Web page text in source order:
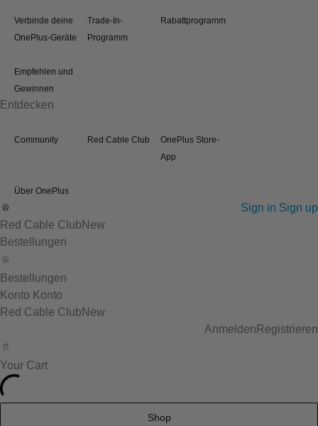
Verbinde deine
OnePlus-Geräte
Trade-In-
Programm
Rabattprogramm
Empfehlen und
Gewinnen
Entdecken
Community Red Cable Club
OnePlus Store-
App
Über OnePlus
Sign in Sign up
Red Cable Club New
Bestellungen
Bestellungen
Konto Konto
Red Cable Club New
Anmelden Registrieren
Your Cart
Shop